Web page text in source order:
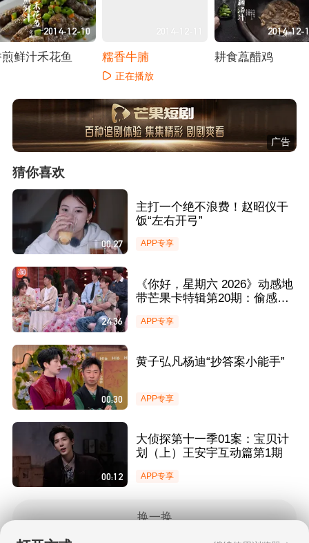
2014-12-10
鲜汁禾花鱼
2014-12-11
糯香牛腩
正在播放
2014-12-
耕食藠醋鸡
广告
猜你喜欢
00:27
主打一个绝不浪费！赵昭仪干
饭“左右开弓”
APP专享
24:36
《你好，星期六 2026》动感地
带芒果卡特辑第20期：偷感答
APP专享
00:30
黄子弘凡杨迪“抄答案小能手”
APP专享
00:12
大侦探第十一季01案：宝贝计
划（上）王安宇互动篇第1期
APP专享
换一换